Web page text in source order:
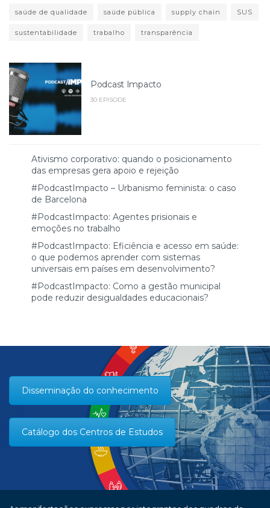
saúde de qualidade saúde pública supply chain SUS
sustentabilidade trabalho transparência
Podcast Impacto
30 EPISODE
Ativismo corporativo: quando o posicionamento
das empresas gera apoio e rejeição
#PodcastImpacto – Urbanismo feminista: o caso
de Barcelona
#PodcastImpacto: Agentes prisionais e
emoções no trabalho
#PodcastImpacto: Eficiência e acesso em saúde:
o que podemos aprender com sistemas
universais em países em desenvolvimento?
#PodcastImpacto: Como a gestão municipal
pode reduzir desigualdades educacionais?
Disseminação do conhecimento
Catálogo dos Centros de Estudos